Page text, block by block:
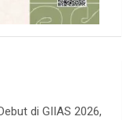
di GIIAS 2026,